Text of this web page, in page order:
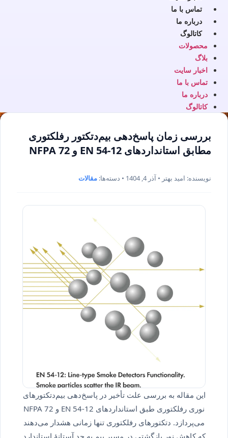
تماس با ما
درباره ما
کاتالوگ
محصولات
بلاگ
اخبار سایت
تماس با ما
درباره ما
کاتالوگ
بررسی زمان پاسخ‌دهی بیم‌دتکتور رفلکتوری
مطابق استانداردهای EN 54-12 و NFPA 72
نویسنده: امید بهتر • آذر 4, 1404 • دسته‌ها: مقالات
این مقاله به بررسی علت تأخیر در پاسخ‌دهی بیم‌دتکتورهای
نوری رفلکتوری طبق استانداردهای EN 54-12 و NFPA 72
می‌پردازد. دتکتورهای رفلکتوری تنها زمانی هشدار می‌دهند
که کاهش نور بازگشتی در مسیر بیم به حد آستانهٔ استاندارد